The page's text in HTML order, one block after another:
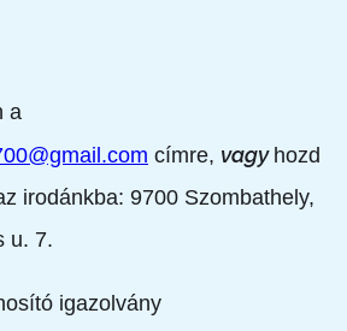
a
címre, vagy hozd
irodánkba: 9700 Szombathely,
u. 7.
igazolvány